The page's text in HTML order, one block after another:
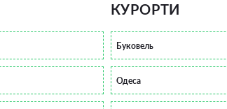
КУРОРТИ
Буковель
Одеса